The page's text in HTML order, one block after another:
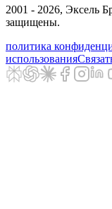
2001 - 2026, Эксель
защищены.
политика
использования